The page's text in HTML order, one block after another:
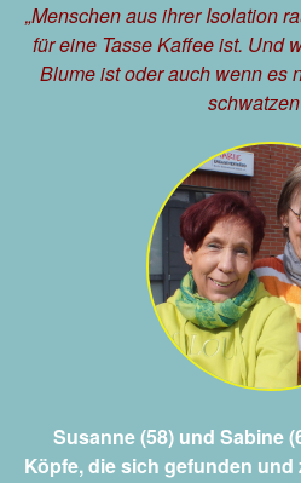
„Menschen aus ihrer Isolation
für eine Tasse Kaffee ist. Und
Blume ist oder auch wenn es
Susanne (58) und Sabine
Köpfe, die sich gefunden